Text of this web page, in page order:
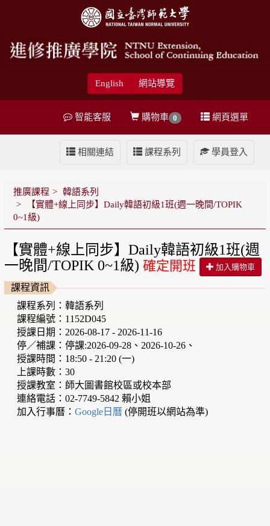
English 網站導覽
網頁選單
購物車 0
智能客服
學員登入
課程系列
相關連結
推廣課程
韓語系列
【實體+線上同步】Daily韓語初級1班(週一晚間/TOPIK
0~1級)
【實體+線上同步】Daily韓語初級1班(週
一晚間/TOPIK 0~1級) 確定開班 加入購物車
課程資訊
課程系列：韓語系列
課程編號：1152D045
授課日期：2026-08-17 - 2026-11-16
停／補課：停課:2026-09-28、2026-10-26、
授課時間：18:50 - 21:20 (一)
上課時數：30
授課教室：師大圖書館校區或校本部
連絡電話：02-7749-5842 賴小姐
加入行事曆：Google日曆(停開班以網站為準)